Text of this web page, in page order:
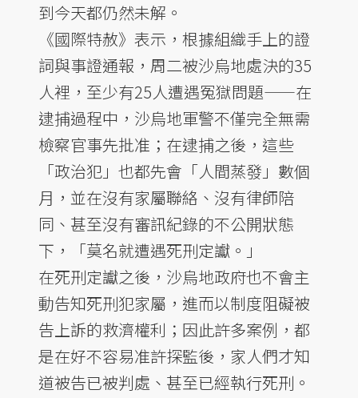
到今天都仍然未解。
《國際特赦》表示，根據組織手上的證
詞與事證通報，周二被沙烏地處決的35
人裡，至少有25人遭遇冤獄問題——在
逮捕過程中，沙烏地軍警不僅完全無需
檢察官事先批准；在逮捕之後，這些
「政治犯」也都先會「人間蒸發」數個
月，並在沒有家屬聯絡、沒有律師陪
同、甚至沒有審訊紀錄的不公開狀態
下，「莫名就遭遇死刑定讞。」
在死刑定讞之後，沙烏地政府也不會主
動告知死刑犯家屬，進而以制度阻礙被
告上訴的救濟權利；因此許多案例，都
是在好不容易准許探監後，家人們才知
道被告已被判處、甚至已經執行死刑。